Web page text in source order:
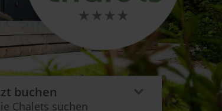
buchen
Chalets suchen